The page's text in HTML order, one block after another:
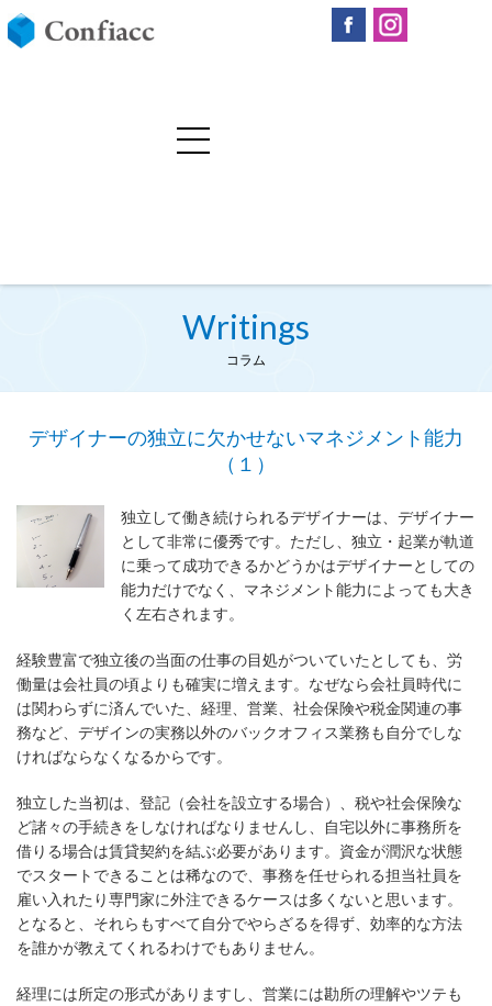
Writings
コラム
デザイナーの独立に欠かせないマネジメント能力
（１）
独立して働き続けられるデザイナーは、デザイナー
として非常に優秀です。ただし、独立・起業が軌道
に乗って成功できるかどうかはデザイナーとしての
能力だけでなく、マネジメント能力によっても大き
く左右されます。
経験豊富で独立後の当面の仕事の目処がついていたとしても、労
働量は会社員の頃よりも確実に増えます。なぜなら会社員時代に
は関わらずに済んでいた、経理、営業、社会保険や税金関連の事
務など、デザインの実務以外のバックオフィス業務も自分でしな
ければならなくなるからです。
独立した当初は、登記（会社を設立する場合）、税や社会保険な
ど諸々の手続きをしなければなりませんし、自宅以外に事務所を
借りる場合は賃貸契約を結ぶ必要があります。資金が潤沢な状態
でスタートできることは稀なので、事務を任せられる担当社員を
雇い入れたり専門家に外注できるケースは多くないと思います。
となると、それらもすべて自分でやらざるを得ず、効率的な方法
を誰かが教えてくれるわけでもありません。
経理には所定の形式がありますし、営業には勘所の理解やツテも